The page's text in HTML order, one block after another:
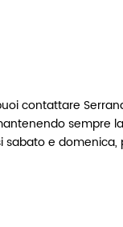
contattare
sempre la
sabato e domenica,